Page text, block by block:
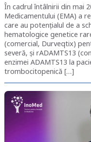
În cadrul întâlnirii din mai
Medicamentului (EMA) a
care au potențialul de a
hematologice genetice
(comercial, Durveqtix)
severă, și rADAMTS13
enzimei ADAMTS13 la
trombocitopenică […]